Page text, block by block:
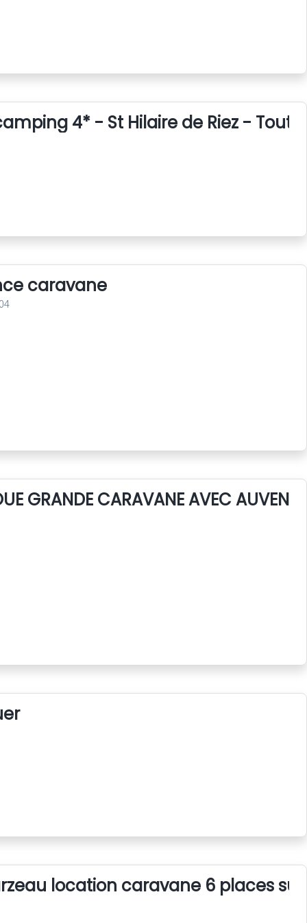
4* - St Hilaire de Riez - Tout
caravane
GRANDE CARAVANE AVEC AUVENT
location caravane 6 places